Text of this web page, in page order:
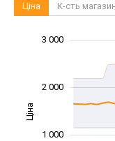
Ціна К-сть
Ціна
1 000
2 000
3 000